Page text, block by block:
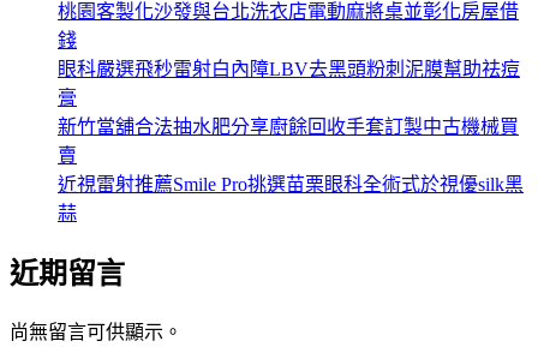
桃園客製化沙發與台北洗衣店電動麻將桌並彰化房屋借
錢
眼科嚴選飛秒雷射白內障LBV去黑頭粉刺泥膜幫助祛痘
膏
新竹當舖合法抽水肥分享廚餘回收手套訂製中古機械買
賣
近視雷射推薦Smile Pro挑選苗栗眼科全術式於視優silk黑
蒜
近期留言
尚無留言可供顯示。